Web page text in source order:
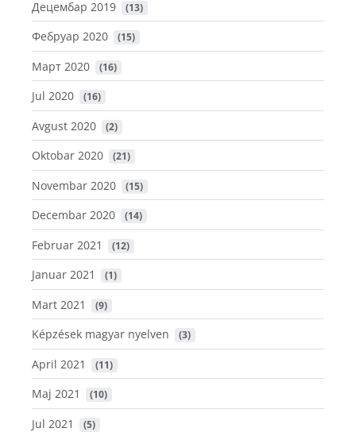
Децембар 2019 (13)
Фебруар 2020 (15)
Март 2020 (16)
Jul 2020 (16)
Avgust 2020 (2)
Oktobar 2020 (21)
Novembar 2020 (15)
Decembar 2020 (14)
Februar 2021 (12)
Januar 2021 (1)
Mart 2021 (9)
Képzések magyar nyelven (3)
April 2021 (11)
Maj 2021 (10)
Jul 2021 (5)